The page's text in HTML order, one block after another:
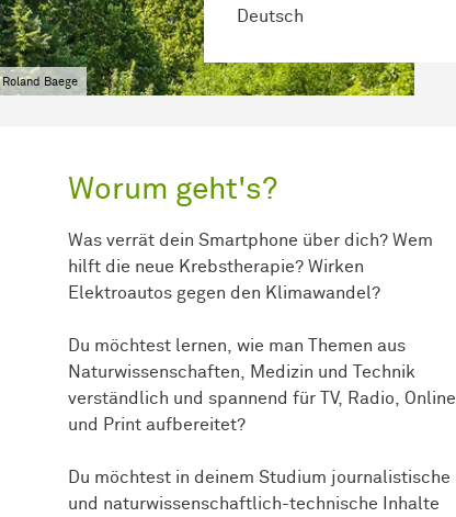
Deutsch
Baege
Worum geht's?
Was verrät dein Smartphone über dich? Wem
hilft die neue Krebstherapie? Wirken
Elektroautos gegen den Klimawandel?
Du möchtest lernen, wie man Themen aus
Naturwissenschaften, Medizin und Technik
verständlich und spannend für TV, Radio, Online
und Print aufbereitet?
Du möchtest in deinem Studium journalistische
und naturwissenschaftlich-technische Inhalte